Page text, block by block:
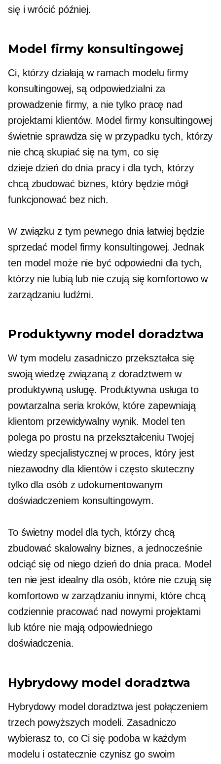
się i wrócić później.
Model firmy konsultingowej
Ci, którzy działają w ramach modelu firmy
konsultingowej, są odpowiedzialni za
prowadzenie firmy, a nie tylko pracę nad
projektami klientów. Model firmy konsultingowej
świetnie sprawdza się w przypadku tych, którzy
nie chcą skupiać się na tym, co się
dziejedzień do dnia pracy i dla tych, którzy
chcą zbudować biznes, który będzie mógł
funkcjonować bez nich.
W związku z tym pewnego dnia łatwiej będzie
sprzedać model firmy konsultingowej. Jednak
ten model może nie być odpowiedni dla tych,
którzy nie lubią lub nie czują się komfortowo w
zarządzaniu ludźmi.
Produktywny model doradztwa
W tym modelu zasadniczo przekształca się
swoją wiedzę związaną z doradztwem w
produktywną usługę. Produktywna usługa to
powtarzalna seria kroków, które zapewniają
klientom przewidywalny wynik. Model ten
polega po prostu na przekształceniu Twojej
wiedzy specjalistycznej w proces, który jest
niezawodny dla klientów i często skuteczny
tylko dla osób z udokumentowanym
doświadczeniem konsultingowym.
To świetny model dla tych, którzy chcą
zbudować skalowalny biznes, a jednocześnie
odciąć się od niego dzień do dniapraca. Model
ten nie jest idealny dla osób, które nie czują się
komfortowo w zarządzaniu innymi, które chcą
codziennie pracować nad nowymi projektami
lub które nie mają odpowiedniego
doświadczenia.
Hybrydowy model doradztwa
Hybrydowy model doradztwa jest połączeniem
trzech powyższych modeli. Zasadniczo
wybierasz to, co Ci się podoba w każdym
modelu i ostatecznie czynisz go swoim